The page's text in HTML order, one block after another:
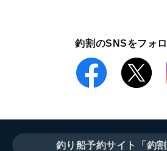
釣割のSNSをフォ
釣り船予約サイト「釣